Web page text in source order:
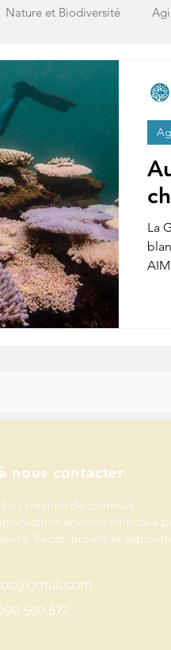
Nature et Biodiversité
La
nous contacter
: création de contenus,
environnementale
Récits, projets et
550 572